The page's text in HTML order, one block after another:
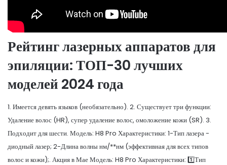
Рейтинг лазерных аппаратов для
эпиляции: ТОП-30 лучших
моделей 2024 года
1. Имеется девять языков (необязательно). 2. Существует три функции:
Удаление волос (HR), супер удаление волос, омоложение кожи (SR). 3.
Подходит для шести. Модель: H8 Pro Характеристики: 1-Тип лазера -
диодный лазер; 2-Длина волны нм/**нм (эффективная для всех типов
волос и кожи);. Акция в Мае Модель: H8 Pro Характеристики: 1️⃣Тип